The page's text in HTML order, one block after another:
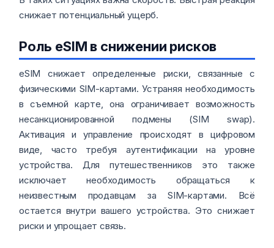
снижает потенциальный ущерб.
Роль eSIM в снижении рисков
eSIM снижает определенные риски, связанные с
физическими SIM-картами. Устраняя необходимость
в съемной карте, она ограничивает возможность
несанкционированной подмены (SIM swap).
Активация и управление происходят в цифровом
виде, часто требуя аутентификации на уровне
устройства. Для путешественников это также
исключает необходимость обращаться к
неизвестным продавцам за SIM-картами. Всё
остается внутри вашего устройства. Это снижает
риски и упрощает связь.